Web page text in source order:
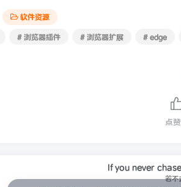
软件资源
# 浏览器插件 # 浏览器扩展 # edge
点赞
If you never
若不